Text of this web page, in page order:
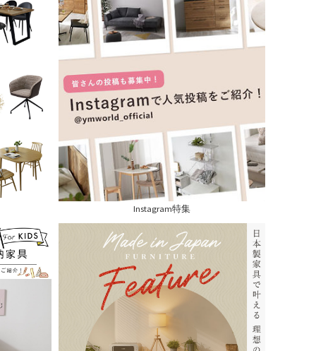
Instagram特集